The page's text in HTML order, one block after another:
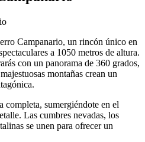
Campanario, un rincón único en
a 1050 metros de altura.
con un panorama de 360 grados,
montañas crean un
completa, sumergiéndote en el
Las cumbres nevadas, los
se unen para ofrecer un